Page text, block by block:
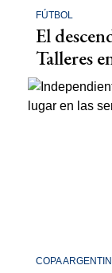
FÚTBOL
El
Talleres
COPA